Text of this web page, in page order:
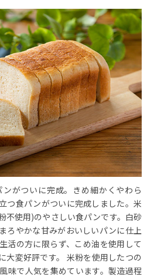
がついに完成。きめ細かくやわら
つ食パンがついに完成しました。米
不使用)のやさしい食パンです。白砂
ろやかな甘みがおいしいパンに仕上
活の方に限らず、こめ油を使用して
変好評です。
米粉を使用したつの
味で人気を集めています。製造過程